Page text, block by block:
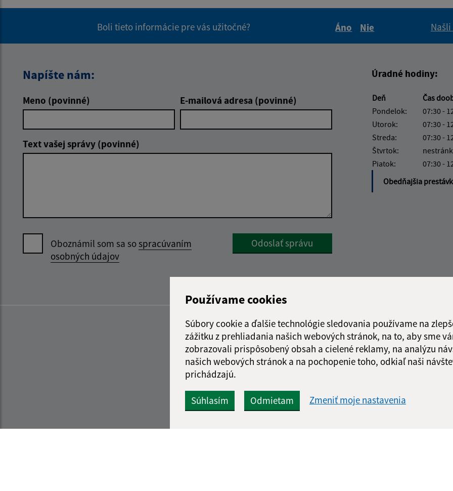
Používame cookies
Súbory cookie a ďalšie technológie sledovania používame na
zážitku z prehliadania našich webových stránok, na to, aby sme
zobrazovali prispôsobený obsah a cielené reklamy, na analýzu
našich webových stránok a na pochopenie toho, odkiaľ naši
prichádzajú.
Súhlasím Odmietam Zmeniť moje nastavenia
Boli tieto informácie pre vás užitočné?
Áno
Nie
Napíšte nám:
Meno (povinné) E-mailová adresa (povinné)
Text vašej správy (povinné)
Oboznámil som sa sospracúvaním
osobných údajov
Google reCaptcha Response
Odoslať správu
Úradné hodiny:
Deň Čas
Pondelok:
07:30 -
Utorok:
07:30 -
Streda:
07:30 -
Štvrtok:
Piatok:
07:30 -
Obedňajšia